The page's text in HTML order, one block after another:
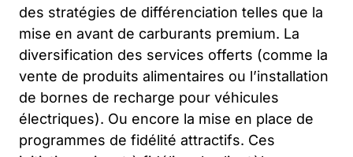
des stratégies de différenciation telles que la
mise en avant de carburants premium. La
diversification des services offerts (comme la
vente de produits alimentaires ou l’installation
de bornes de recharge pour véhicules
électriques). Ou encore la mise en place de
programmes de fidélité attractifs. Ces